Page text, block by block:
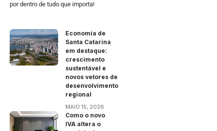
por dentro de tudo que importa!
Economia de
Santa Catarina
em destaque:
crescimento
sustentável e
novos vetores de
desenvolvimento
regional
MAIO 15, 2026
Como o novo
IVA altera o